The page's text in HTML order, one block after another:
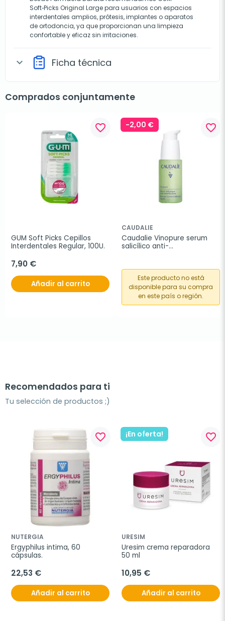
Soft‑Picks Original Large para usuarios con espacios
interdentales amplios, prótesis, implantes o aparatos
de ortodoncia, ya que proporcionan una limpieza
confortable y eficaz sin irritaciones.
expand_more Ficha técnica
Comprados conjuntamente
favorite_border
GUM Soft Picks Cepillos
Interdentales Regular, 100U.
7,90 €
Añadir al carrito
-2,00 € favorite_border
CAUDALIE
Caudalie Vinopure serum
salicílico anti-
Este producto no está
disponible para su compra
en este país o región.
Recomendados para ti
Tu selección de productos ;)
favorite_border
NUTERGIA
Ergyphilus intima, 60
cápsulas.
22,53 €
Añadir al carrito
¡En oferta! favorite_border
URESIM
Uresim crema reparadora
50 ml
10,95 €
Añadir al carrito